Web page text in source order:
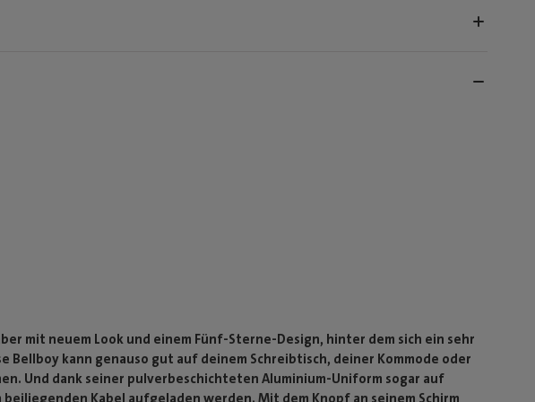
mit neuem Look und einem Fünf-Sterne-Design, hinter dem sich ein sehr
Bellboy kann genauso gut auf deinem Schreibtisch, deiner Kommode oder
Und dank seiner pulverbeschichteten Aluminium-Uniform sogar auf
Kabel aufgeladen werden. Mit dem Knopf an seinem Schirm